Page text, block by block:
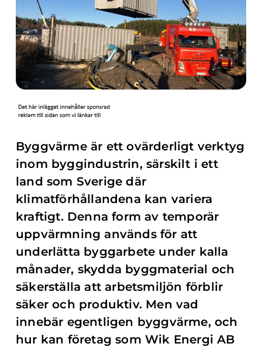
Byggvärme är ett ovärderligt verktyg
inom byggindustrin, särskilt i ett
land som Sverige där
klimatförhållandena kan variera
kraftigt. Denna form av temporär
uppvärmning används för att
underlätta byggarbete under kalla
månader, skydda byggmaterial och
säkerställa att arbetsmiljön förblir
säker och produktiv. Men vad
innebär egentligen byggvärme, och
hur kan företag som Wik Energi AB